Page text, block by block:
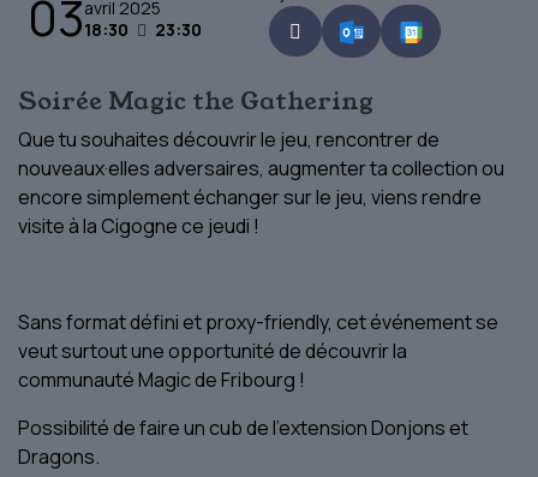
03avril 2025
18:30
23:30
Soirée Magic the Gathering
Que tu souhaites découvrir le jeu, rencontrer de
nouveaux·elles adversaires, augmenter ta collection ou
encore simplement échanger sur le jeu, viens rendre
visite à la Cigogne ce jeudi !
Sans format défini et proxy-friendly, cet événement se
veut surtout une opportunité de découvrir la
communauté Magic de Fribourg !
Possibilité de faire un cub de l'extension Donjons et
Dragons.